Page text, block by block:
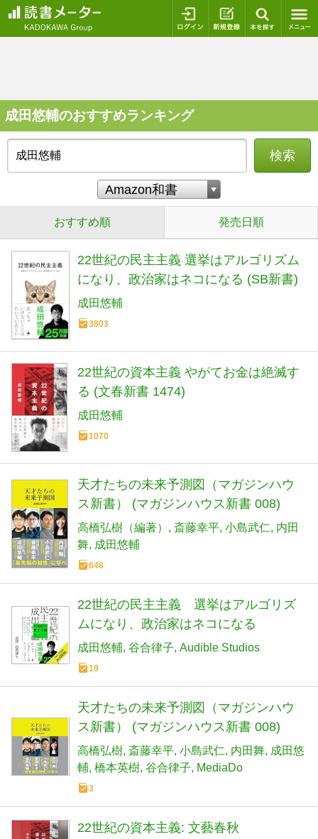
ログイン 新規登録
成田悠輔のおすすめランキング
検索
おすすめ順 発売日順
22世紀の民主主義 選挙はアルゴリズム
になり、政治家はネコになる (SB新書)
成田悠輔
3803
22世紀の資本主義 やがてお金は絶滅す
る (文春新書 1474)
成田悠輔
1070
天才たちの未来予測図（マガジンハウ
ス新書） (マガジンハウス新書 008)
高橋弘樹（編著） 斎藤幸平 小島武仁 内田
舞 成田悠輔
648
22世紀の民主主義 選挙はアルゴリズ
ムになり、政治家はネコになる
成田悠輔 谷合律子 Audible Studios
19
天才たちの未来予測図（マガジンハウ
ス新書） (マガジンハウス新書 008)
高橋弘樹 斎藤幸平 小島武仁 内田舞 成田悠
輔 橋本英樹 谷合律子 MediaDo
3
22世紀の資本主義: 文藝春秋